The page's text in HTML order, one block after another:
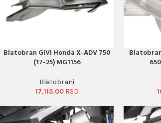
PORUČI ODMAH
Blatobran GIVI Honda X-ADV 750
(17-25) MG1156
Blatobrani
17,115.00
PORUČI